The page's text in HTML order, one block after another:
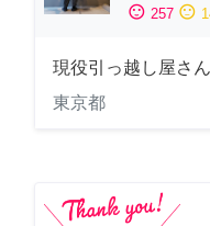
sentiment_satisfied 257 sentiment_neutral
現役引っ越し屋さ
東京都